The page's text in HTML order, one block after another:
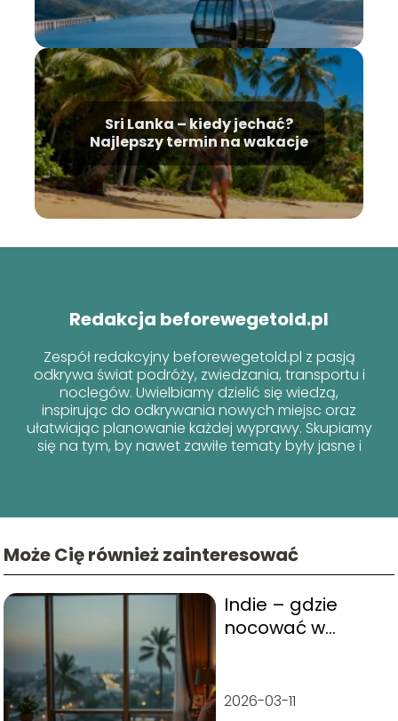
Sri Lanka – kiedy jechać?
Najlepszy termin na wakacje
Redakcja beforewegetold.pl
Zespół redakcyjny beforewegetold.pl z pasją
odkrywa świat podróży, zwiedzania, transportu i
noclegów. Uwielbiamy dzielić się wiedzą,
inspirując do odkrywania nowych miejsc oraz
ułatwiając planowanie każdej wyprawy. Skupiamy
się na tym, by nawet zawiłe tematy były jasne i
Może Cię również zainteresować
Indie – gdzie
nocować w
2026-03-11